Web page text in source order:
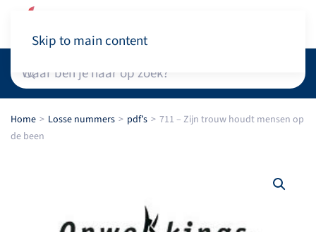
Skip to main content
Home Losse nummers pdf’s
711 – Zijn trouw houdt mensen op
de been